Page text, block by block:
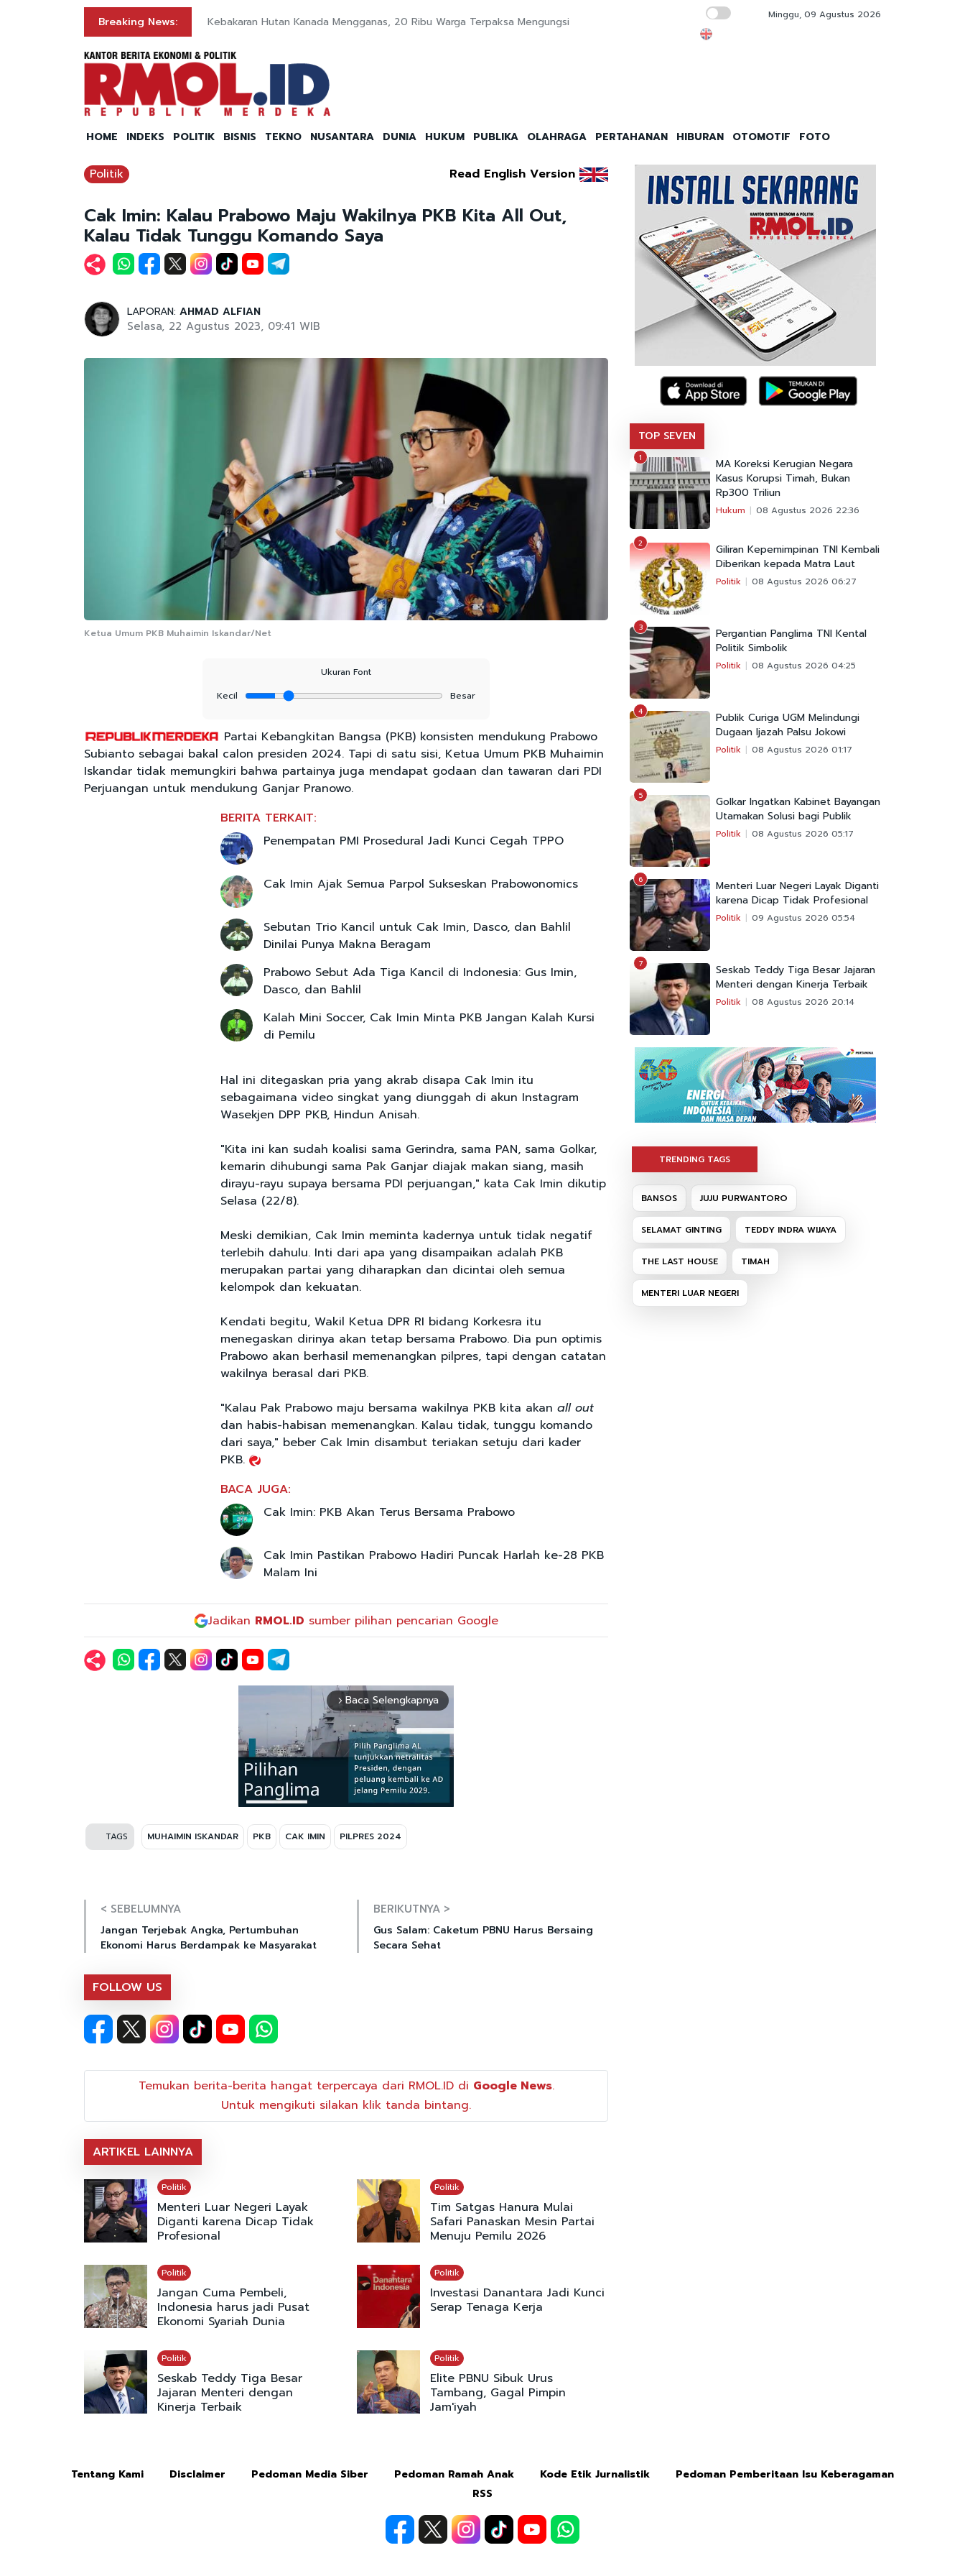
Breaking News: Kebakaran Hutan Kanada Mengganas, 20 Ribu Warga Terpaksa Mengungsi Penguatan Kopdes Merah Putih Kunci
Minggu, 09 Agustus 2026
HOME INDEKS POLITIK BISNIS TEKNO NUSANTARA DUNIA HUKUM PUBLIKA OLAHRAGA PERTAHANAN HIBURAN OTOMOTIF FOTO
Politik Read English Version
Cak Imin: Kalau Prabowo Maju Wakilnya PKB Kita All Out,
Kalau Tidak Tunggu Komando Saya
LAPORAN: AHMAD ALFIAN
Selasa, 22 Agustus 2023, 09:41 WIB
Ketua Umum PKB Muhaimin Iskandar/Net
Ukuran Font
Kecil
Besar
Partai Kebangkitan Bangsa (PKB) konsisten mendukung Prabowo
Subianto sebagai bakal calon presiden 2024. Tapi di satu sisi, Ketua Umum PKB Muhaimin
Iskandar tidak memungkiri bahwa partainya juga mendapat godaan dan tawaran dari PDI
Perjuangan untuk mendukung Ganjar Pranowo.
BERITA TERKAIT:
Penempatan PMI Prosedural Jadi Kunci Cegah TPPO
Cak Imin Ajak Semua Parpol Sukseskan Prabowonomics
Sebutan Trio Kancil untuk Cak Imin, Dasco, dan Bahlil
Dinilai Punya Makna Beragam
Prabowo Sebut Ada Tiga Kancil di Indonesia: Gus Imin,
Dasco, dan Bahlil
Kalah Mini Soccer, Cak Imin Minta PKB Jangan Kalah Kursi
di Pemilu
Hal ini ditegaskan pria yang akrab disapa Cak Imin itu
sebagaimana video singkat yang diunggah di akun Instagram
Wasekjen DPP PKB, Hindun Anisah.
"Kita ini kan sudah koalisi sama Gerindra, sama PAN, sama Golkar,
kemarin dihubungi sama Pak Ganjar diajak makan siang, masih
dirayu-rayu supaya bersama PDI perjuangan," kata Cak Imin dikutip
Selasa (22/8).
Meski demikian, Cak Imin meminta kadernya untuk tidak negatif
terlebih dahulu. Inti dari apa yang disampaikan adalah PKB
merupakan partai yang diharapkan dan dicintai oleh semua
kelompok dan kekuatan.
Kendati begitu, Wakil Ketua DPR RI bidang Korkesra itu
menegaskan dirinya akan tetap bersama Prabowo. Dia pun optimis
Prabowo akan berhasil memenangkan pilpres, tapi dengan catatan
wakilnya berasal dari PKB.
"Kalau Pak Prabowo maju bersama wakilnya PKB kita akan all out
dan habis-habisan memenangkan. Kalau tidak, tunggu komando
dari saya," beber Cak Imin disambut teriakan setuju dari kader
PKB.
BACA JUGA:
Cak Imin: PKB Akan Terus Bersama Prabowo
Cak Imin Pastikan Prabowo Hadiri Puncak Harlah ke-28 PKB
Malam Ini
Jadikan RMOL.ID sumber pilihan pencarian Google
arrow_forward_ios Baca Selengkapnya
TAGS MUHAIMIN ISKANDAR PKB CAK IMIN PILPRES 2024
< SEBELUMNYA
Jangan Terjebak Angka, Pertumbuhan
Ekonomi Harus Berdampak ke Masyarakat
BERIKUTNYA >
Gus Salam: Caketum PBNU Harus Bersaing
Secara Sehat
FOLLOW US
Temukan berita-berita hangat terpercaya dari RMOL.ID di Google News.
Untuk mengikuti silakan klik tanda bintang.
ARTIKEL LAINNYA
Politik
Menteri Luar Negeri Layak
Diganti karena Dicap Tidak
Profesional
Politik
Tim Satgas Hanura Mulai
Safari Panaskan Mesin Partai
Menuju Pemilu 2026
Politik
Jangan Cuma Pembeli,
Indonesia harus jadi Pusat
Ekonomi Syariah Dunia
Politik
Investasi Danantara Jadi Kunci
Serap Tenaga Kerja
Politik
Seskab Teddy Tiga Besar
Jajaran Menteri dengan
Kinerja Terbaik
Politik
Elite PBNU Sibuk Urus
Tambang, Gagal Pimpin
Jam'iyah
TOP SEVEN
1
MA Koreksi Kerugian Negara
Kasus Korupsi Timah, Bukan
Rp300 Triliun
Hukum 08 Agustus 2026 22:36
2
Giliran Kepemimpinan TNI Kembali
Diberikan kepada Matra Laut
Politik 08 Agustus 2026 06:27
3
Pergantian Panglima TNI Kental
Politik Simbolik
Politik 08 Agustus 2026 04:25
4
Publik Curiga UGM Melindungi
Dugaan Ijazah Palsu Jokowi
Politik 08 Agustus 2026 01:17
5
Golkar Ingatkan Kabinet Bayangan
Utamakan Solusi bagi Publik
Politik 08 Agustus 2026 05:17
6
Menteri Luar Negeri Layak Diganti
karena Dicap Tidak Profesional
Politik 09 Agustus 2026 05:54
7
Seskab Teddy Tiga Besar Jajaran
Menteri dengan Kinerja Terbaik
Politik 08 Agustus 2026 20:14
TRENDING TAGS
BANSOS JUJU PURWANTORO
SELAMAT GINTING TEDDY INDRA WIJAYA
THE LAST HOUSE TIMAH
MENTERI LUAR NEGERI
Tentang Kami Disclaimer Pedoman Media Siber Pedoman Ramah Anak Kode Etik Jurnalistik
Pedoman Pemberitaan Isu Keberagaman
RSS